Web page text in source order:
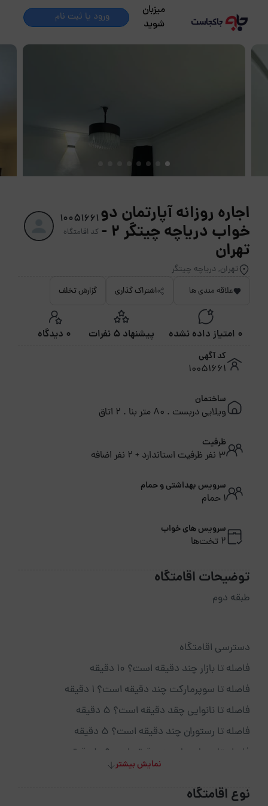
میزبان
شوید
ورود یا ثبت نام
اجاره روزانه آپارتمان دو
خواب دریاچه چیتگر 2 -
تهران
تهران, دریاچه چیتگر
10051661
کد اقامتگاه
علاقه مندی ها اشتراک گذاری گزارش تخلف
0 امتیاز داده نشده پیشنهاد 5 نفرات 0 دیدگاه
کد آگهی
10051661
ساختمان
ویلایی دربست . 80 متر بنا . 2 اتاق
ظرفیت
3 نفر ظرفیت استاندارد + 2 نفر اضافه
سرویس بهداشتی و حمام
1 حمام
سرویس های خواب
2 تخت‌ها
توضیحات اقامتگاه
طبقه دوم
دسترسی اقامتگاه
فاصله تا بازار چند دقیقه است؟ 10 دقیقه
فاصله تا سوپرمارکت چند دقیقه است؟ 1 دقیقه
فاصله تا نانوایی چقد دقیقه است؟ 5 دقیقه
فاصله تا رستوران چند دقیقه است؟ 5 دقیقه
فاصله تا بیمارستان چنددقیقه است؟ 10 دقیقه
فاصله تا کافی شاپ چنددقیقه است؟ 10 دقیقه
فاصله تا پاساژ چنددقیقه است؟10 دقیقه
نمایش بیشتر
نوع اقامتگاه